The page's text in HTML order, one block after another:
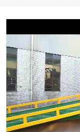
步行式电动堆高车
叉车装卸货平台
移动式升降平台
集装箱装柜平台